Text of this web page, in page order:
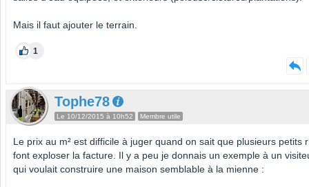
Mais il faut ajouter le terrain.
1
Tophe78
Le 10/12/2015 à 10h52 Membre utile
Le prix au m² est difficile à juger quand on sait que plusieurs petits
font exploser la facture. Il y a peu je donnais un exemple à un
qui voulait construire une maison semblable à la mienne :